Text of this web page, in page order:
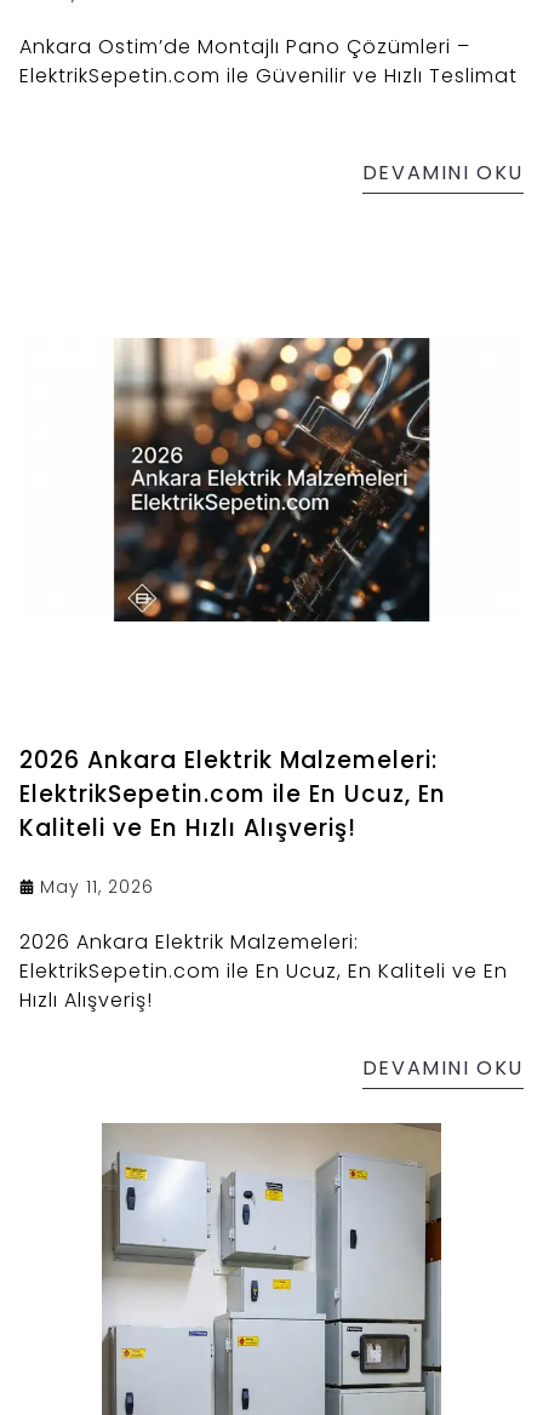
Ankara Ostim’de Montajlı Pano Çözümleri –
ElektrikSepetin.com ile Güvenilir ve Hızlı Teslimat
DEVAMINI OKU
2026 Ankara Elektrik Malzemeleri:
ElektrikSepetin.com ile En Ucuz, En
Kaliteli ve En Hızlı Alışveriş!
May 11, 2026
2026 Ankara Elektrik Malzemeleri:
ElektrikSepetin.com ile En Ucuz, En Kaliteli ve En
Hızlı Alışveriş!
DEVAMINI OKU